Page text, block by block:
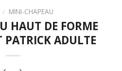
/ MINI-CHAPEAU
HAUT DE FORME
PATRICK ADULTE